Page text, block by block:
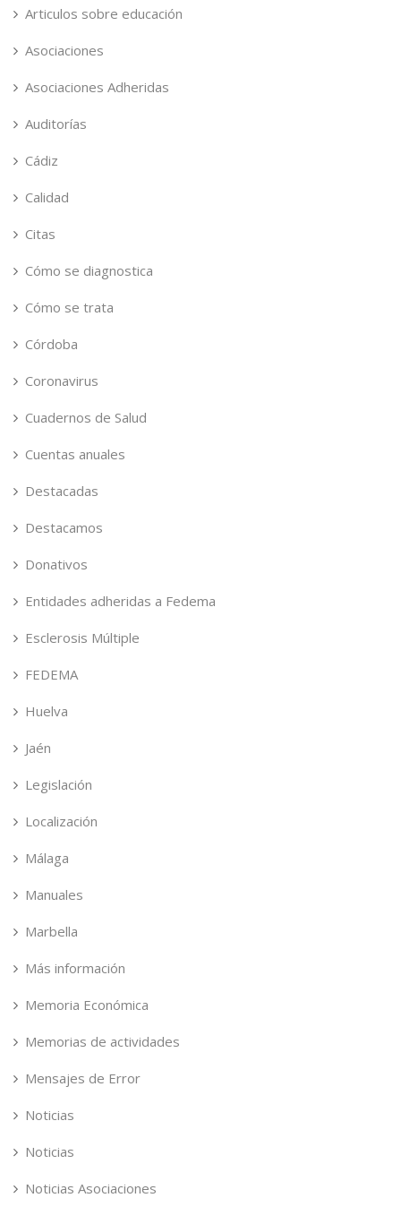
Articulos sobre educación
Asociaciones
Asociaciones Adheridas
Auditorías
Cádiz
Calidad
Citas
Cómo se diagnostica
Cómo se trata
Córdoba
Coronavirus
Cuadernos de Salud
Cuentas anuales
Destacadas
Destacamos
Donativos
Entidades adheridas a Fedema
Esclerosis Múltiple
FEDEMA
Huelva
Jaén
Legislación
Localización
Málaga
Manuales
Marbella
Más información
Memoria Económica
Memorias de actividades
Mensajes de Error
Noticias
Noticias
Noticias Asociaciones